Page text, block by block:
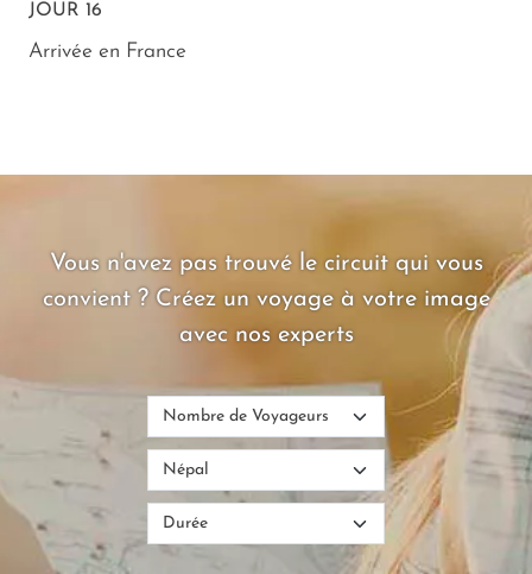
JOUR 16
Arrivée en France
Vous n'avez pas trouvé le circuit qui vous
convient ? Créez un voyage à votre image
avec nos experts